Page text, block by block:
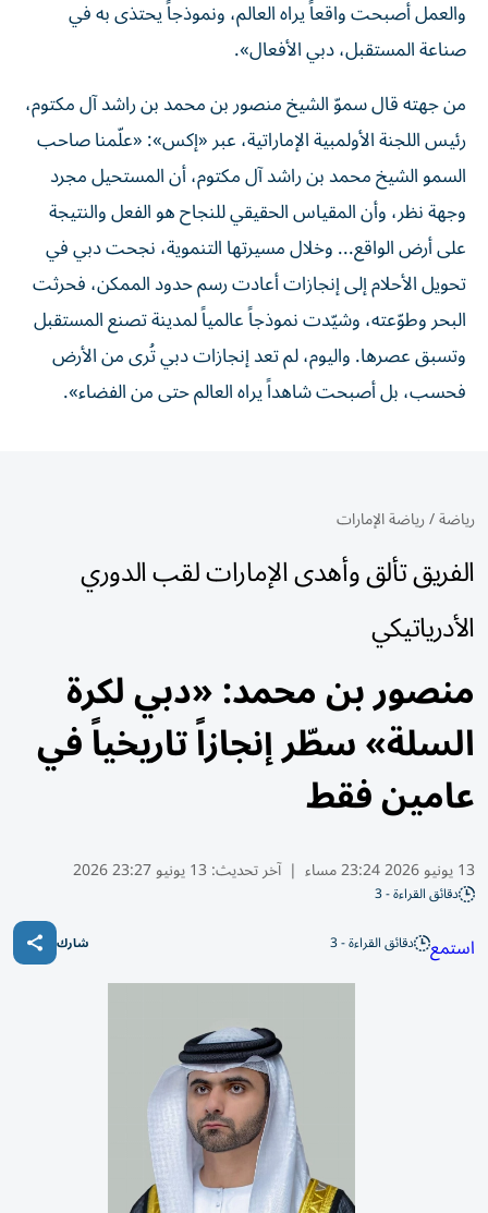
والعمل أصبحت واقعاً يراه العالم، ونموذجاً يحتذى به في
صناعة المستقبل، دبي الأفعال».
من جهته قال سموّ الشيخ منصور بن محمد بن راشد آل مكتوم،
رئيس اللجنة الأولمبية الإماراتية، عبر «إكس»: «علّمنا صاحب
السمو الشيخ محمد بن راشد آل مكتوم، أن المستحيل مجرد
وجهة نظر، وأن المقياس الحقيقي للنجاح هو الفعل والنتيجة
على أرض الواقع... وخلال مسيرتها التنموية، نجحت دبي في
تحويل الأحلام إلى إنجازات أعادت رسم حدود الممكن، فحرثت
البحر وطوّعته، وشيّدت نموذجاً عالمياً لمدينة تصنع المستقبل
وتسبق عصرها. واليوم، لم تعد إنجازات دبي تُرى من الأرض
فحسب، بل أصبحت شاهداً يراه العالم حتى من الفضاء».
رياضة/رياضة الإمارات
الفريق تألق وأهدى الإمارات لقب الدوري
الأدرياتيكي
منصور بن محمد: «دبي لكرة
السلة» سطّر إنجازاً تاريخياً في
عامين فقط
13 يونيو 2026 23:24 مساء | آخر تحديث: 13 يونيو 23:27 2026
دقائق القراءة - 3
استمع دقائق القراءة - 3 شارك